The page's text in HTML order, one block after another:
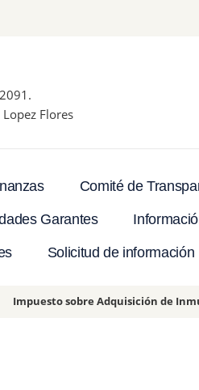
Flores
Comité de
Garantes
Solicitud de información
Impuesto sobre Adquisición de